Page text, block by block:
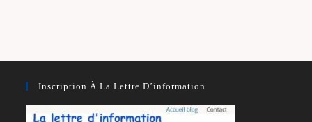
Inscription À La Lettre D’information